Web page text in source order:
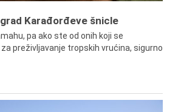
Karađorđeve šnicle
pa ako ste od onih koji se
preživljavanje tropskih vrućina, sigurno